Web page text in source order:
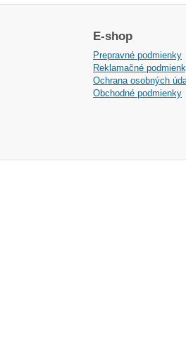
E-shop
Prepravné podmienky
Reklamačné
Ochrana osobných
Obchodné podmienky